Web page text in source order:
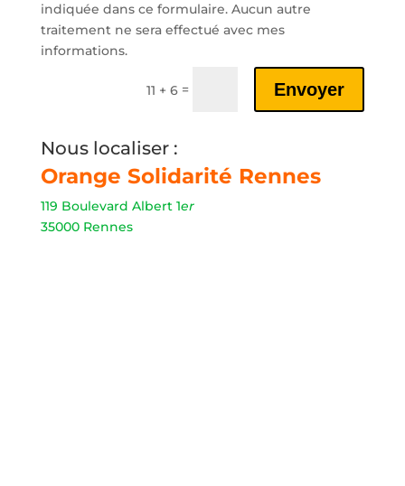
indiquée dans ce formulaire. Aucun autre
traitement ne sera effectué avec mes
informations.
11 + 6 = Envoyer
Nous localiser :
Orange Solidarité Rennes
119 Boulevard Albert 1er
35000 Rennes